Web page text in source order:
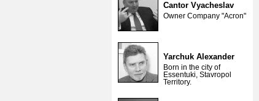
Cantor Vyacheslav
Owner Company "Acron"
Yarchuk Alexander
Born in the city of
Essentuki, Stavropol
Territory.